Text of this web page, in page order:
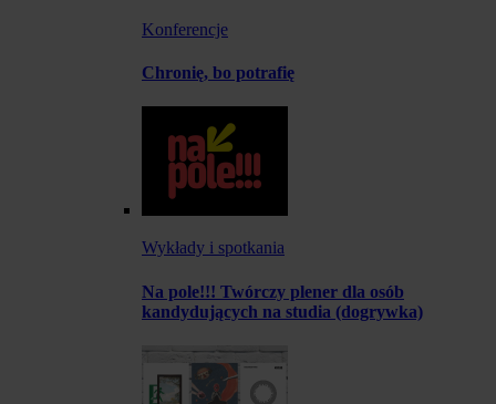
Konferencje
Chronię, bo potrafię
Wykłady i spotkania
Na pole!!! Twórczy plener dla osób
kandydujących na studia (dogrywka)